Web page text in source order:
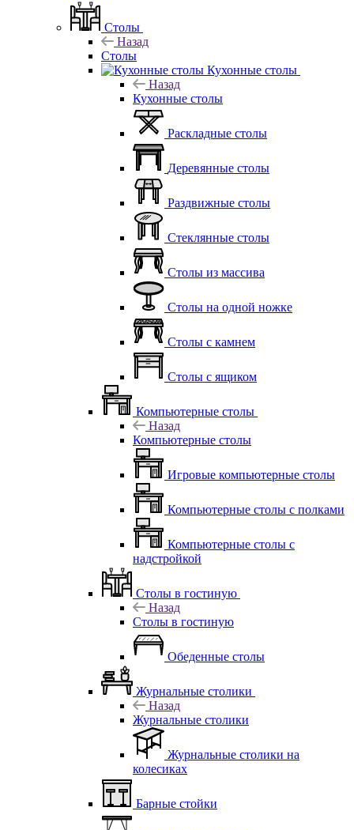
Столы
Назад
Столы
Кухонные столы
Назад
Кухонные столы
Раскладные столы
Деревянные столы
Раздвижные столы
Стеклянные столы
Столы из массива
Столы на одной ножке
Столы с камнем
Столы с ящиком
Компьютерные столы
Назад
Компьютерные столы
Игровые компьютерные столы
Компьютерные столы с полками
Компьютерные столы с
надстройкой
Столы в гостиную
Назад
Столы в гостиную
Обеденные столы
Журнальные столики
Назад
Журнальные столики
Журнальные столики на
колесиках
Барные стойки